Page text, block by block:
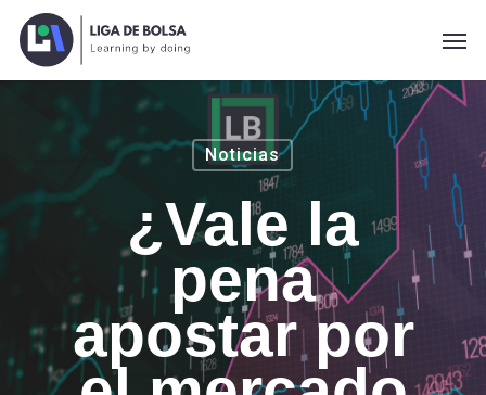
Skip
main
Noticias
¿Vale la
pena
apostar por